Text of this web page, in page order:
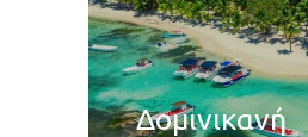
Δομινικανή